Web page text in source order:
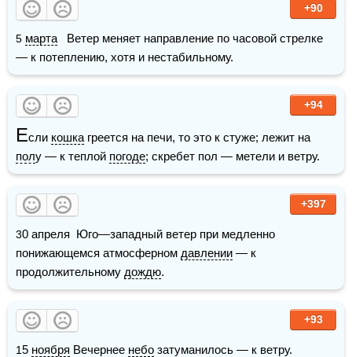
+90
марта
   Ветер меняет направление по часовой стрелке
— к потеплению, хотя и нестабильному.
+94
Если кошка
полу — к теплой погоде; скребет пол — метели и ветру.
+397
30 апреля  Юго—западный ветер при медленно
понижающемся атмосферном давлении — к
продолжительному дождю.
+93
15 ноября Вечернее небо затуманилось — к ветру.